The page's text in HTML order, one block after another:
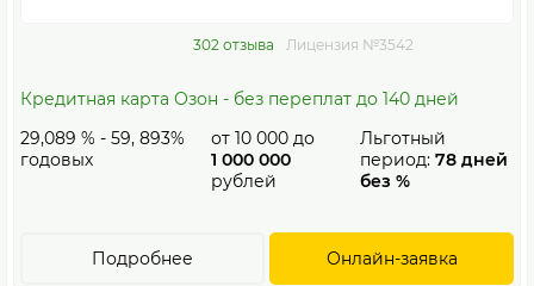
302 отзыва Лицензия №3542
Кредитная карта Озон - без переплат до 140 дней
29,089 % - 59, 893%
годовых
от 10 000 до
1 000 000
рублей
Льготный
период: 78 дней
без %
Онлайн-заявка
Подробнее